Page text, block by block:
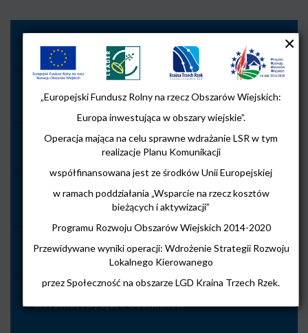
Przystań NGO!
UWAGA!
Posiedzenie Rady LGD Kraina Trzech Rzek
XVI Światowy Zjazd Gośliniaków
„Europejski Fundusz Rolny na rzecz Obszarów Wiejskich:
Europa inwestująca w obszary wiejskie”.
Operacja mająca na celu sprawne wdrażanie LSR w tym
realizacje Planu Komunikacji
współfinansowana jest ze środków Unii Europejskiej
w ramach poddziałania „Wsparcie na rzecz kosztów
bieżących i aktywizacji”
Programu Rozwoju Obszarów Wiejskich 2014-2020
Przewidywane wyniki operacji: Wdrożenie Strategii Rozwoju
Lokalnego Kierowanego
przez Społeczność na obszarze LGD Kraina Trzech Rzek.